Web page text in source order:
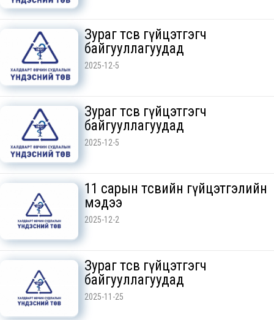
Зураг төсөв гүйцэтгэгч
байгууллагуудад
2025-12-5
Зураг төсөв гүйцэтгэгч
байгууллагуудад
2025-12-5
11 сарын төсвийн гүйцэтгэлийн
мэдээ
2025-12-2
Зураг төсөв гүйцэтгэгч
байгууллагуудад
2025-11-25